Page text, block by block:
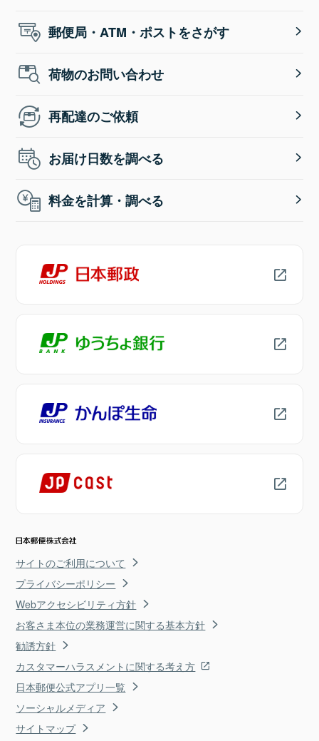
郵便局・ATM・ポストをさがす
荷物のお問い合わせ
再配達のご依頼
お届け日数を調べる
料金を計算・調べる
サイトのご利用について
プライバシーポリシー
Webアクセシビリティ方針
お客さま本位の業務運営に関する基本方針
勧誘方針
カスタマーハラスメントに関する考え方
日本郵便公式アプリ一覧
ソーシャルメディア
サイトマップ